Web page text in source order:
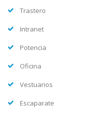
Trastero
Intranet
Potencia
Oficina
Vestuarios
Escaparate